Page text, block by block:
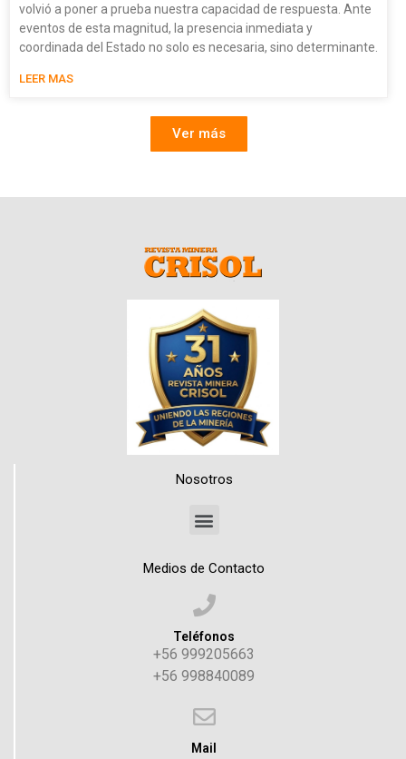
volvió a poner a prueba nuestra capacidad de respuesta. Ante
eventos de esta magnitud, la presencia inmediata y
coordinada del Estado no solo es necesaria, sino determinante.
LEER MAS
Ver más
Nosotros
Medios de Contacto
Teléfonos
+56 999205663
+56 998840089
Mail